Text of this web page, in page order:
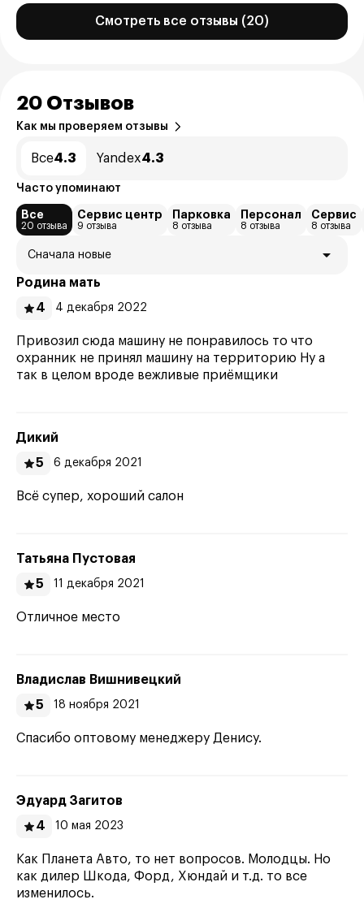
Смотреть все отзывы (20)
20 Отзывов
Как мы проверяем отзывы
Все4.3 Yandex4.3
Часто упоминают
Все
20 отзыва
Сервис центр
9 отзыва
Парковка
8 отзыва
Персонал
8 отзыва
Сервис
8 отзыва
Сначала новые
Родина мать
4
4 декабря 2022
Привозил сюда машину не понравилось то что
охранник не принял машину на территорию Ну а
так в целом вроде вежливые приёмщики
Дикий
5
6 декабря 2021
Всё супер, хороший салон
Татьяна Пустовая
5
11 декабря 2021
Отличное место
Владислав Вишнивецкий
5
18 ноября 2021
Спасибо оптовому менеджеру Денису.
Эдуард Загитов
4
10 мая 2023
Как Планета Авто, то нет вопросов. Молодцы. Но
как дилер Шкода, Форд, Хюндай и т.д. то все
изменилось.